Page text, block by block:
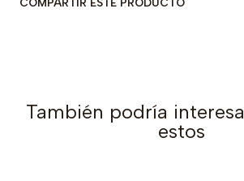
También podría
estos